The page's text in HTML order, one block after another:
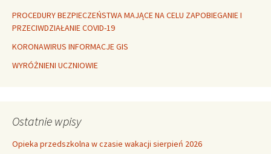
PROCEDURY BEZPIECZEŃSTWA MAJĄCE NA CELU ZAPOBIEGANIE I
PRZECIWDZIAŁANIE COVID-19
KORONAWIRUS INFORMACJE GIS
WYRÓŻNIENI UCZNIOWIE
Ostatnie wpisy
Opieka przedszkolna w czasie wakacji sierpień 2026